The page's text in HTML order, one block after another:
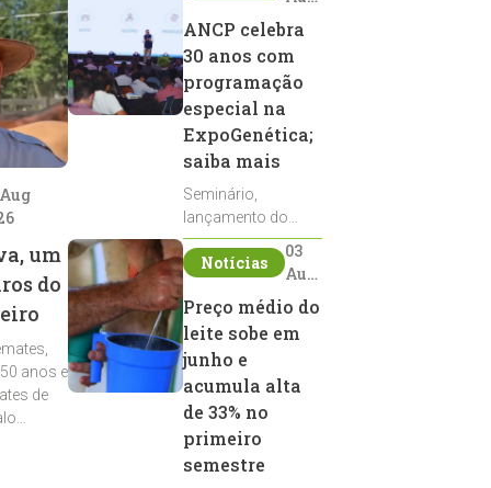
um
do
anos e
de
ANCP celebra
30 anos com
programação
especial na
ExpoGenética;
saiba mais
Seminário,
lançamento do
Sumário de Touros,
debates, podcast,
reprodutores e
homenagens
integram a
programação da
entidade durante a
ExpoGenética 2026
Notícias
03
Aug
2026
Preço médio do
leite sobe em
junho e
acumula alta
de 33% no
primeiro
semestre